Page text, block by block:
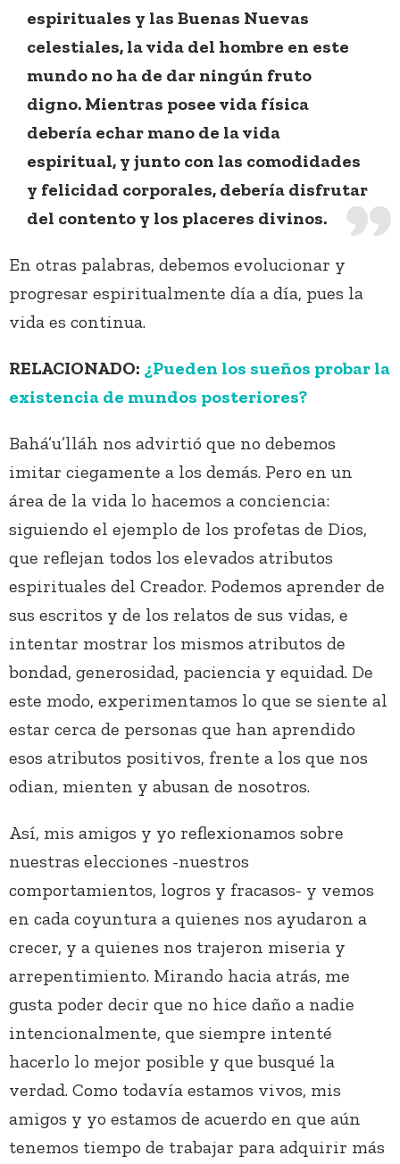
espirituales y las Buenas Nuevas
celestiales, la vida del hombre en este
mundo no ha de dar ningún fruto
digno. Mientras posee vida física
debería echar mano de la vida
espiritual, y junto con las comodidades
y felicidad corporales, debería disfrutar
del contento y los placeres divinos.
En otras palabras, debemos evolucionar y
progresar espiritualmente día a día, pues la
vida es continua.
RELACIONADO: ¿Pueden los sueños probar la
existencia de mundos posteriores?
Bahá’u’lláh nos advirtió que no debemos
imitar ciegamente a los demás. Pero en un
área de la vida lo hacemos a conciencia:
siguiendo el ejemplo de los profetas de Dios,
que reflejan todos los elevados atributos
espirituales del Creador. Podemos aprender de
sus escritos y de los relatos de sus vidas, e
intentar mostrar los mismos atributos de
bondad, generosidad, paciencia y equidad. De
este modo, experimentamos lo que se siente al
estar cerca de personas que han aprendido
esos atributos positivos, frente a los que nos
odian, mienten y abusan de nosotros.
Así, mis amigos y yo reflexionamos sobre
nuestras elecciones -nuestros
comportamientos, logros y fracasos- y vemos
en cada coyuntura a quienes nos ayudaron a
crecer, y a quienes nos trajeron miseria y
arrepentimiento. Mirando hacia atrás, me
gusta poder decir que no hice daño a nadie
intencionalmente, que siempre intenté
hacerlo lo mejor posible y que busqué la
verdad. Como todavía estamos vivos, mis
amigos y yo estamos de acuerdo en que aún
tenemos tiempo de trabajar para adquirir más